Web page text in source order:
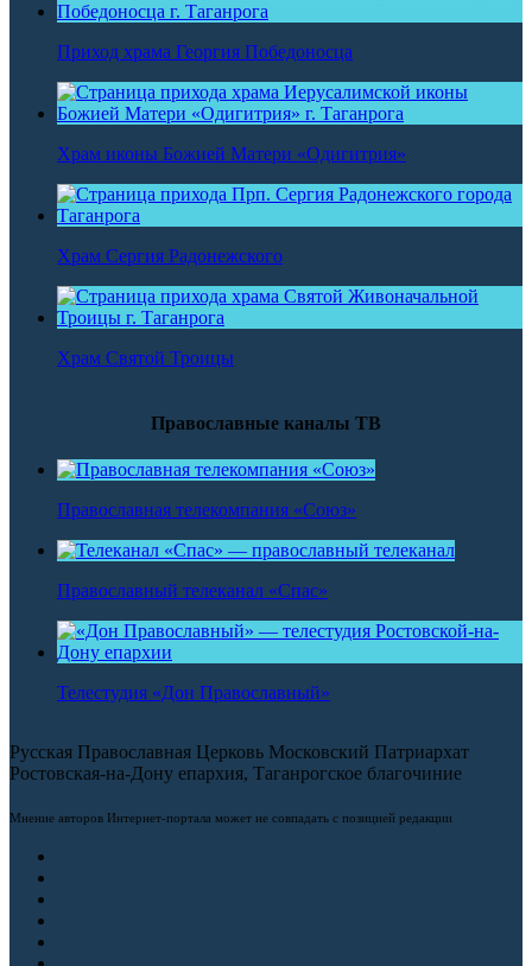
Приход храма Георгия Победоносца
Храм иконы Божией Матери «Одигитрия»
Храм Сергия Радонежского
Храм Святой Троицы
Православные каналы ТВ
Православная телекомпания «Союз»
Православный телеканал «Спас»
Телестудия «Дон Православный»
Русская Православная Церковь Московский Патриархат
Ростовская-на-Дону епархия, Таганрогское благочиние
Мнение авторов Интернет-портала может не совпадать с позицией редакции